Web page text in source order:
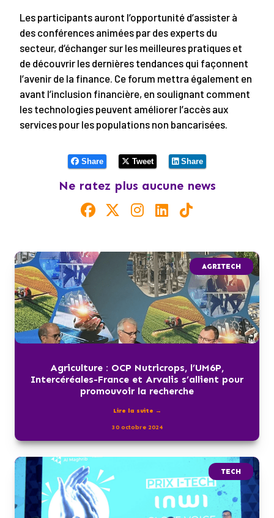
Les participants auront l’opportunité d’assister à
des conférences animées par des experts du
secteur, d’échanger sur les meilleures pratiques et
de découvrir les dernières tendances qui façonnent
l’avenir de la finance. Ce forum mettra également en
avant l’inclusion financière, en soulignant comment
les technologies peuvent améliorer l’accès aux
services pour les populations non bancarisées.
Share Tweet Share
Ne ratez plus aucune news
AGRITECH
Agriculture : OCP Nutricrops, l’UM6P,
Intercéréales-France et Arvalis s’allient pour
promouvoir la recherche
Lire la suite →
30 octobre 2024
TECH